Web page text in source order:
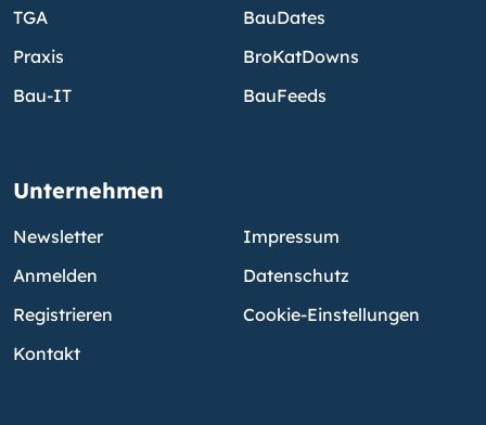
TGA
Praxis
Bau-IT
BauDates
BroKatDowns
BauFeeds
Unternehmen
Newsletter
Anmelden
Registrieren
Kontakt
Impressum
Datenschutz
Cookie-Einstellungen